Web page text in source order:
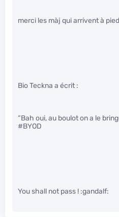
merci les màj qui arrivent à
Bio Teckna a écrit :
“Bah oui, au boulot on a le
#BYOD
You shall not pass ! :gandalf: